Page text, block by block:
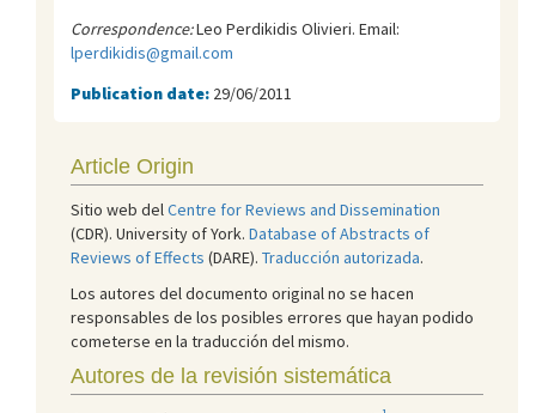
Correspondence:Leo Perdikidis Olivieri. Email:
lperdikidis@gmail.com
Publication date: 29/06/2011
Article Origin
Sitio web del Centre for Reviews and Dissemination
(CDR). University of York. Database of Abstracts of
Reviews of Effects (DARE). Traducción autorizada.
Los autores del documento original no se hacen
responsables de los posibles errores que hayan podido
cometerse en la traducción del mismo.
Autores de la revisión sistemática